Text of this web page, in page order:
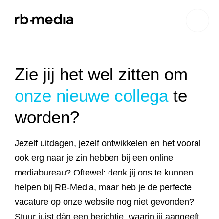
Website ontwikkeling
Website laten maken
Werken bij website
Webdesign bureau
Webshop ontwikkeling
ontwikkeling
Webshop laten maken
Zoho webshop
Recruitment websites
Carerix website
Bullhorn website
Vastgoed websites
Realworks website
Branding & Strategie
Branding
Merkverhaal
Doelgroep analyse
brengen
strategie
Content strategie
Online marketing
Online marketing
bureau
uitbesteden
SEO onderzoek
Advertising
Data & inzicht
Website inzicht
Nulmeting website
Onderzoeken
Over ons
Projecten
Zie jij het wel zitten om
onze nieuwe collegate
worden?
Jezelf uitdagen, jezelf ontwikkelen en het vooral
ook erg naar je zin hebben bij een online
mediabureau? Oftewel: denk jij ons te kunnen
helpen bij RB-Media, maar heb je de perfecte
vacature op onze website nog niet gevonden?
Stuur juist dán een berichtje, waarin jij aangeeft